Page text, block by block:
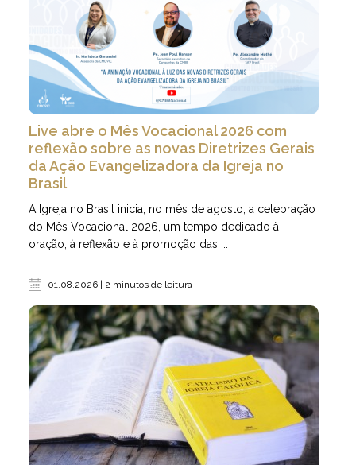
Live abre o Mês Vocacional 2026 com
reflexão sobre as novas Diretrizes Gerais
da Ação Evangelizadora da Igreja no
Brasil
A Igreja no Brasil inicia, no mês de agosto, a celebração
do Mês Vocacional 2026, um tempo dedicado à
oração, à reflexão e à promoção das ...
01.08.2026 | 2 minutos de leitura